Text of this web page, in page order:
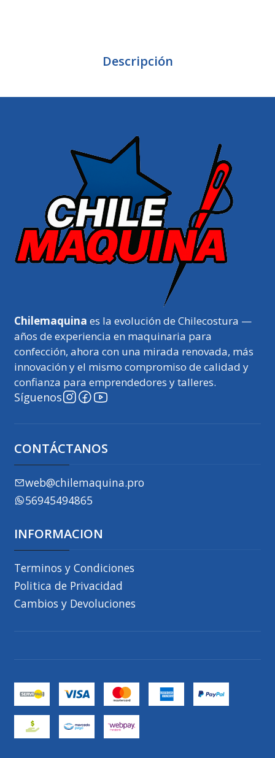
Descripción
Chilemaquina es la evolución de Chilecostura —
años de experiencia en maquinaria para
confección, ahora con una mirada renovada, más
innovación y el mismo compromiso de calidad y
confianza para emprendedores y talleres.
Síguenos
CONTÁCTANOS
web@chilemaquina.pro
56945494865
INFORMACION
Terminos y Condiciones
Politica de Privacidad
Cambios y Devoluciones